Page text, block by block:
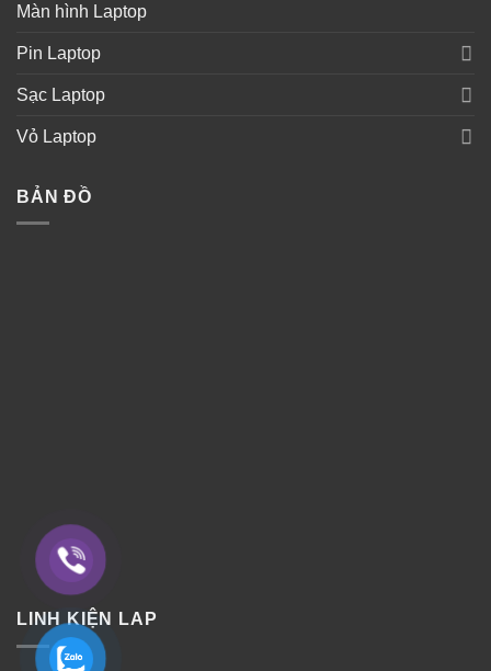
Màn hình Laptop
Pin Laptop
Sạc Laptop
Vỏ Laptop
BẢN ĐỒ
LINH KIỆN LAP